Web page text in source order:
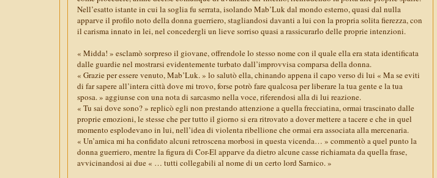
Nell’esatto istante in cui la soglia fu serrata, isolando Mab’Luk dal mondo esterno, quasi dal nulla
apparve il profilo noto della donna guerriero, stagliandosi davanti a lui con la propria solita fierezza, con
il carisma innato in lei, nel concedergli un lieve sorriso quasi a rassicurarlo delle proprie intenzioni.
« Midda! » esclamò sorpreso il giovane, offrendole lo stesso nome con il quale ella era stata identificata
dalle guardie nel mostrarsi evidentemente turbato dall’improvvisa comparsa della donna.
« Grazie per essere venuto, Mab’Luk. » lo salutò ella, chinando appena il capo verso di lui « Ma se eviti
di far sapere all’intera città dove mi trovo, forse potrò fare qualcosa per liberare la tua gente e la tua
sposa. » aggiunse con una nota di sarcasmo nella voce, riferendosi alla di lui reazione.
« Tu sai dove sono? » replicò egli non prestando attenzione a quella frecciatina, ormai trascinato dalle
proprie emozioni, le stesse che per tutto il giorno si era ritrovato a dover mettere a tacere e che in quel
momento esplodevano in lui, nell’idea di violenta ribellione che ormai era associata alla mercenaria.
« Un’amica mi ha confidato alcuni retroscena morbosi in questa vicenda… » commentò a quel punto la
donna guerriero, mentre la figura di Cor-El apparve da dietro alcune casse richiamata da quella frase,
avvicinandosi ai due « … tutti collegabili al nome di un certo lord Sarnico. »